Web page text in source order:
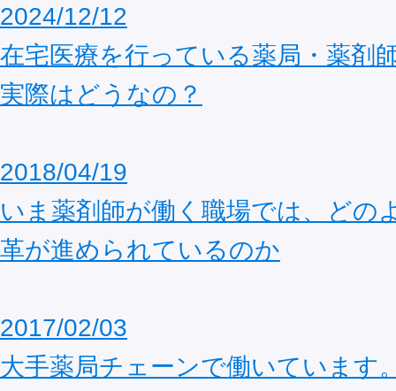
2024/12/12
在宅医療を行っている薬局・薬剤
実際はどうなの？
2018/04/19
いま薬剤師が働く職場では、どの
革が進められているのか
2017/02/03
大手薬局チェーンで働いています